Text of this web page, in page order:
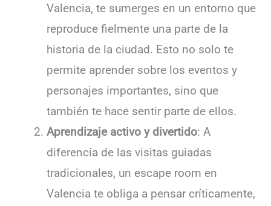
Valencia, te sumerges en un entorno que
reproduce fielmente una parte de la
historia de la ciudad. Esto no solo te
permite aprender sobre los eventos y
personajes importantes, sino que
también te hace sentir parte de ellos.
Aprendizaje activo y divertido: A
diferencia de las visitas guiadas
tradicionales, un escape room en
Valencia te obliga a pensar críticamente,